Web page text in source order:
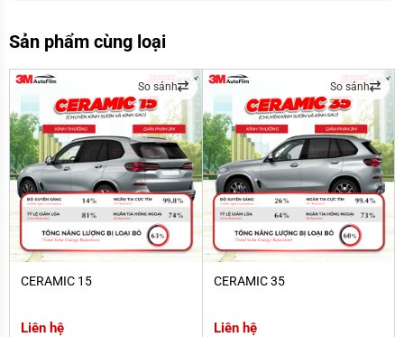
Sản phẩm cùng loại
So sánh
CERAMIC 15
Liên hệ
So sánh
CERAMIC 35
Liên hệ